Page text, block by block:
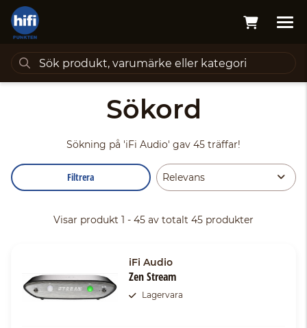
Sökord
Sökning på 'iFi Audio' gav 45 träffar!
Filtrera
Visar produkt 1 - 45 av totalt 45 produkter
iFi Audio
Zen Stream
Lagervara